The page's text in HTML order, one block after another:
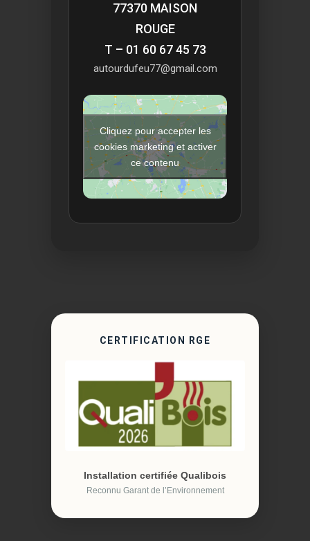
77370 MAISON
ROUGE
T – 01 60 67 45 73
autourdufeu77@gmail.com
Cliquez pour accepter les
cookies marketing et activer
ce contenu
CERTIFICATION RGE
Installation certifiée Qualibois
Reconnu Garant de l’Environnement